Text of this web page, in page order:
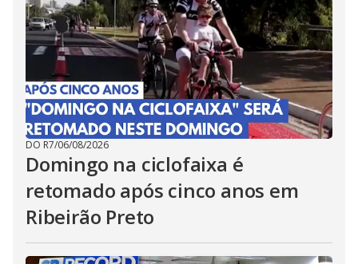
DO R7/06/08/2026
Domingo na ciclofaixa é
retomado após cinco anos em
Ribeirão Preto